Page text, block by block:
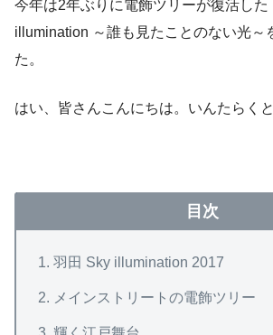
今年は2年ぶりに電飾ツリーが復活した
illumination ～誰も見たことのない光～
た。
はい、皆さんこんにちは。いんたらくと
目次
羽田 Sky illumination 2017
メインストリートの電飾ツリー